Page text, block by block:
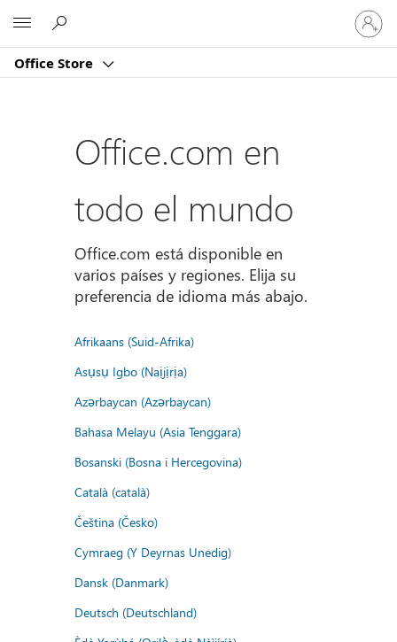
Office Store
Iniciar
sesión
en
cuenta
Office.com en
todo el mundo
Office.com está disponible en
varios países y regiones. Elija su
preferencia de idioma más abajo.
Afrikaans (Suid-Afrika)
Asụsụ Igbo (Naịjịrịa)
Azərbaycan (Azərbaycan)
Bahasa Melayu (Asia Tenggara)
Bosanski (Bosna i Hercegovina)
Català (català)
Čeština (Česko)
Cymraeg (Y Deyrnas Unedig)
Dansk (Danmark)
Deutsch (Deutschland)